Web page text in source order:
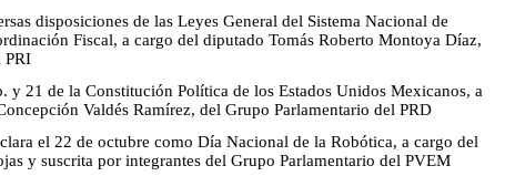
disposiciones de las Leyes General del Sistema Nacional de
Fiscal, a cargo del diputado Tomás Roberto Montoya Díaz,
PRI
y 21 de la Constitución Política de los Estados Unidos Mexicanos, a
Valdés Ramírez, del Grupo Parlamentario del PRD
el 22 de octubre como Día Nacional de la Robótica, a cargo del
y suscrita por integrantes del Grupo Parlamentario del PVEM